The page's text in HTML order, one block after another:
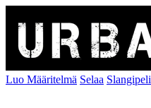
Luo Määritelmä Selaa Slangipeli